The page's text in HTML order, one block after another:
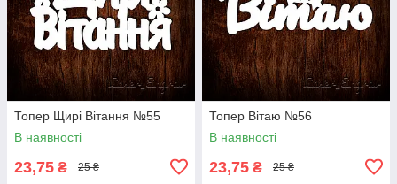
Топер Щирі Вітання №55
В наявності
23,75 ₴ 25 ₴
Топер Вітаю №56
В наявності
23,75 ₴ 25 ₴